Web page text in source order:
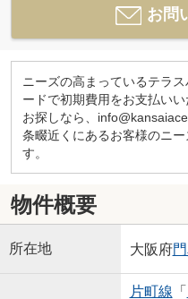
お問
ニーズの高まっているテラ
ードで初期費用をお支払い
お探しなら、
条畷近くにあるお客様のニ
す。
物件概要
所在地 大阪府
片町線 「